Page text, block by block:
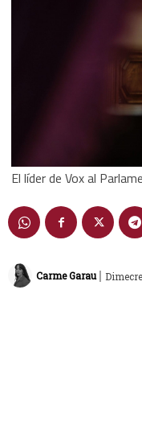
El líder de Vox al
Carme Garau |